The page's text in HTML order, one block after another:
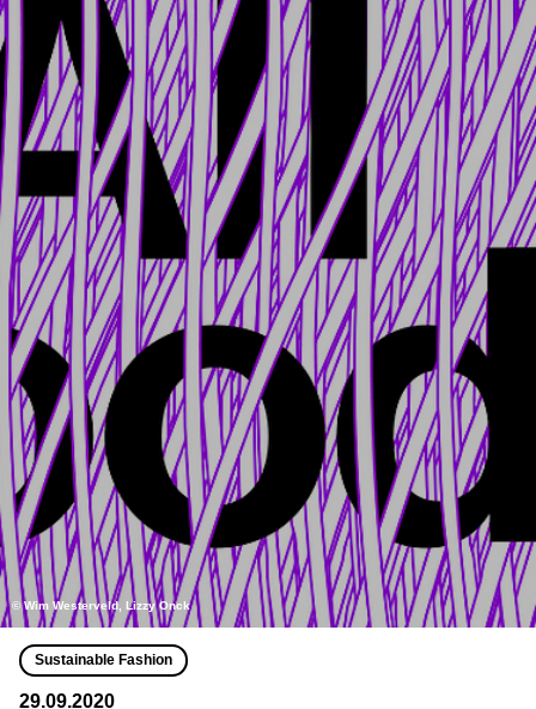
© Wim Westerveld, Lizzy Onck
Sustainable Fashion
29.09.2020